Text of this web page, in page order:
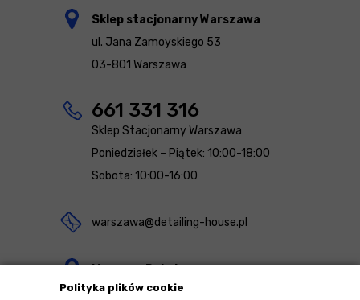
Polityka plików cookie
Sklep stacjonarny Warszawa
ul. Jana Zamoyskiego 53
03-801 Warszawa
661 331 316
Sklep Stacjonarny Warszawa
Poniedziałek – Piątek: 10:00-18:00
Sobota: 10:00-16:00
warszawa@detailing-house.pl
Magazyn Rekcin
Nomos Sp. z o.o. sp.k.